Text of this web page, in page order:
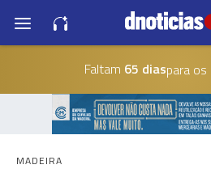
Faltam 65 diaspara os
MADEIRA